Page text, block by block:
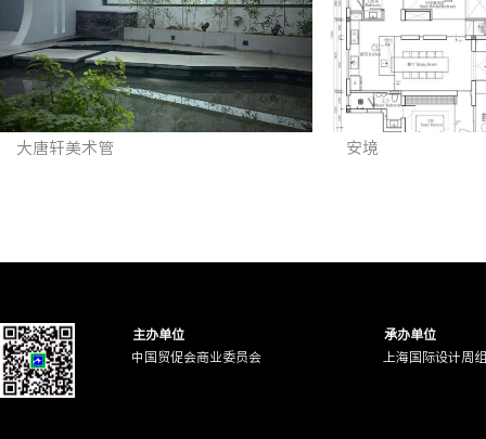
大唐轩美术管 安境
主办单位
承办单位
中国贸促会商业委员会
上海国际设计周